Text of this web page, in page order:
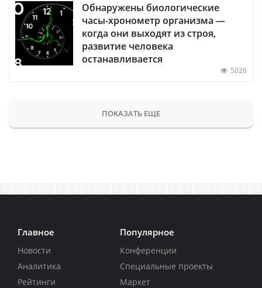
Обнаружены биологические
часы-хронометр организма —
когда они выходят из строя,
развитие человека
останавливается
5026
ПОКАЗАТЬ ЕЩЕ
Главное
Новости
Аналитика
Рейтинги
Популярное
Конференции
Специальные проекты
Маркет